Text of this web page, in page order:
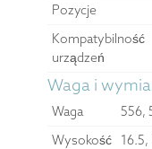
Pozycje
Kompatybilność
urządzeń
Waga i
Waga
556,
Wysokość
16.5,